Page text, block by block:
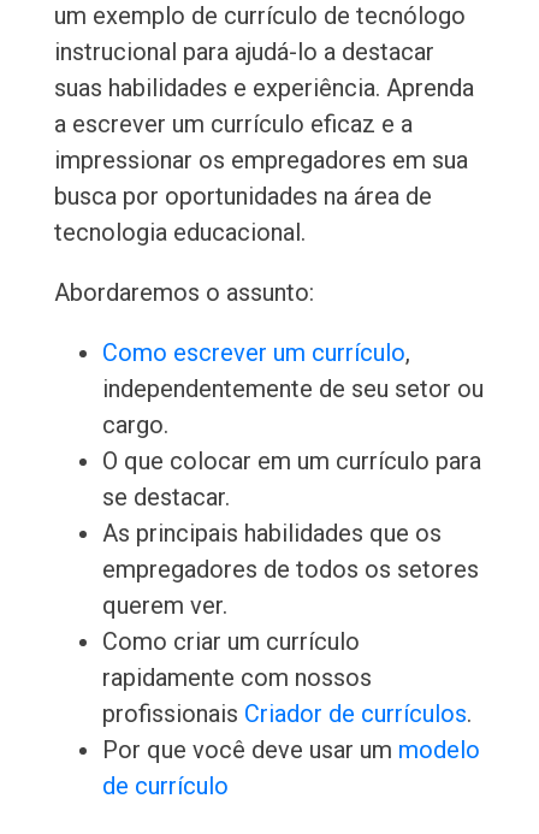
um exemplo de currículo de tecnólogo
instrucional para ajudá-lo a destacar
suas habilidades e experiência. Aprenda
a escrever um currículo eficaz e a
impressionar os empregadores em sua
busca por oportunidades na área de
tecnologia educacional.
Abordaremos o assunto:
Como escrever um currículo,
independentemente de seu setor ou
cargo.
O que colocar em um currículo para
se destacar.
As principais habilidades que os
empregadores de todos os setores
querem ver.
Como criar um currículo
rapidamente com nossos
profissionais Criador de currículos.
Por que você deve usar um modelo
de currículo